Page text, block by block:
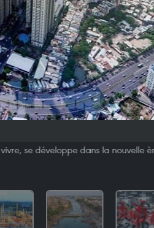
se développe dans la nouvelle